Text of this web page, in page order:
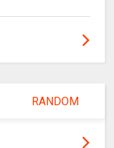
RANDOM